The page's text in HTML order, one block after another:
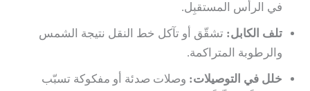
في الرأس المستقبِل.
تلف الكابل: تشقّق أو تآكل خط النقل نتيجة الشمس
والرطوبة المتراكمة.
خلل في التوصيلات: وصلات صدئة أو مفكوكة تسبّب